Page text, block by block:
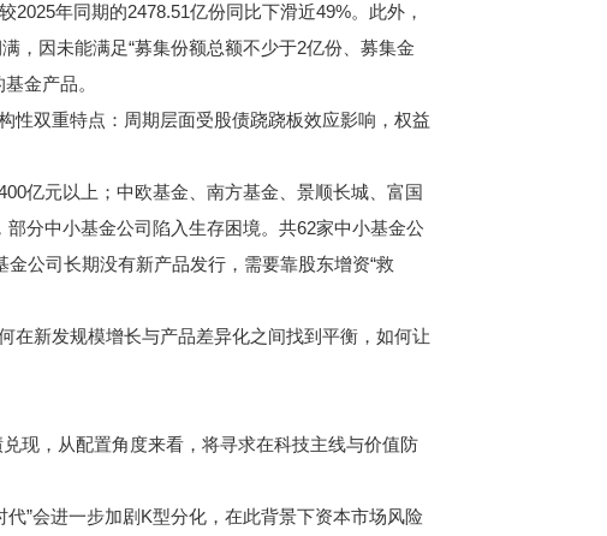
年同期的2478.51亿份同比下滑近49%。此外，
，因未能满足“募集份额总额不少于2亿份、募集金
金产品。
双重特点：周期层面受股债跷跷板效应影响，权益
亿元以上；中欧基金、南方基金、景顺长城、富国
分中小基金公司陷入生存困境。共62家中小基金公
公司长期没有新产品发行，需要靠股东增资“救
新发规模增长与产品差异化之间找到平衡，如何让
现，从配置角度来看，将寻求在科技主线与价值防
”会进一步加剧K型分化，在此背景下资本市场风险